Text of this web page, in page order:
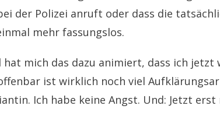
der Polizei anruft oder dass die
mehr fassungslos.
hat mich das dazu animiert, dass ich jetzt
ist wirklich noch viel
Ich habe keine Angst. Und: Jetzt erst